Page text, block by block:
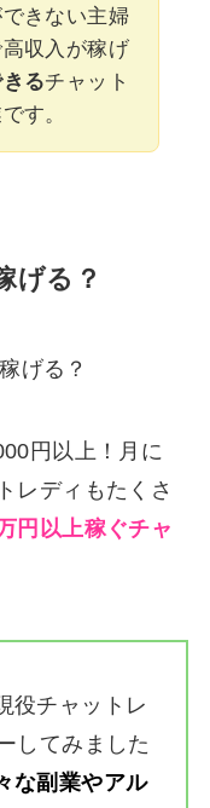
きない主婦
収入が稼げ
るチャット
す。
げる？
円以上！月に
レディもたくさ
円以上稼ぐチャ
役チャットレ
してみました
な副業やアル